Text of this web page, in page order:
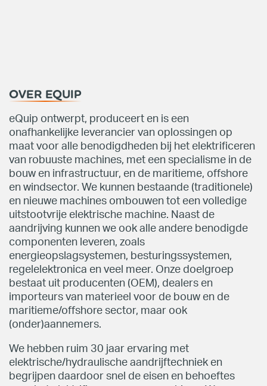
OVER EQUIP
eQuip ontwerpt, produceert en is een
onafhankelijke leverancier van oplossingen op
maat voor alle benodigdheden bij het elektrificeren
van robuuste machines, met een specialisme in de
bouw en infrastructuur, en de maritieme, offshore
en windsector. We kunnen bestaande (traditionele)
en nieuwe machines ombouwen tot een volledige
uitstootvrije elektrische machine. Naast de
aandrijving kunnen we ook alle andere benodigde
componenten leveren, zoals
energieopslagsystemen, besturingssystemen,
regelelektronica en veel meer. Onze doelgroep
bestaat uit producenten (OEM), dealers en
importeurs van materieel voor de bouw en de
maritieme/offshore sector, maar ook
(onder)aannemers.
We hebben ruim 30 jaar ervaring met
elektrische/hydraulische aandrijftechniek en
begrijpen daardoor snel de eisen en behoeftes